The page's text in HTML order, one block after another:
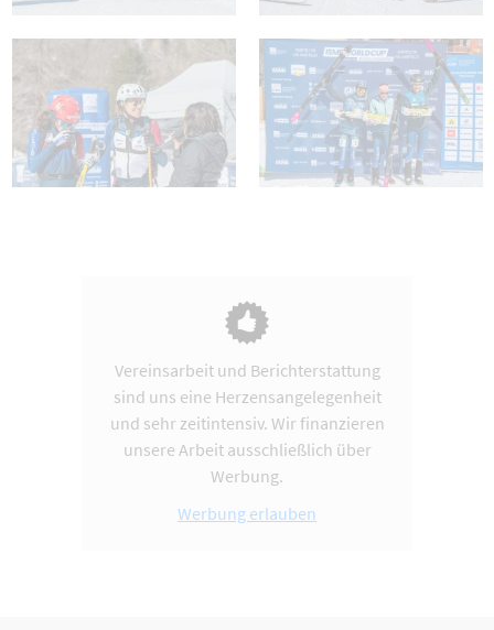
Vereinsarbeit und Berichterstattung
sind uns eine Herzensangelegenheit
und sehr zeitintensiv. Wir finanzieren
unsere Arbeit ausschließlich über
Werbung.
Werbung erlauben